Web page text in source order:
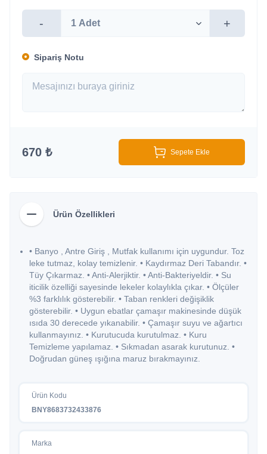
- +
Sipariş Notu
670 ₺ Sepete Ekle
Ürün Özellikleri
• Banyo , Antre Giriş , Mutfak kullanımı için uygundur. Toz
leke tutmaz, kolay temizlenir. • Kaydırmaz Deri Tabandır. •
Tüy Çıkarmaz. • Anti-Alerjiktir. • Anti-Bakteriyeldir. • Su
iticilik özelliği sayesinde lekeler kolaylıkla çıkar. • Ölçüler
%3 farklılık gösterebilir. • Taban renkleri değişiklik
gösterebilir. • Uygun ebatlar çamaşır makinesinde düşük
ısıda 30 derecede yıkanabilir. • Çamaşır suyu ve ağartıcı
kullanmayınız. • Kurutucuda kurutulmaz. • Kuru
Temizleme yapılamaz. • Sıkmadan asarak kurutunuz. •
Doğrudan güneş ışığına maruz bırakmayınız.
Ürün Kodu
BNY8683732433876
Marka